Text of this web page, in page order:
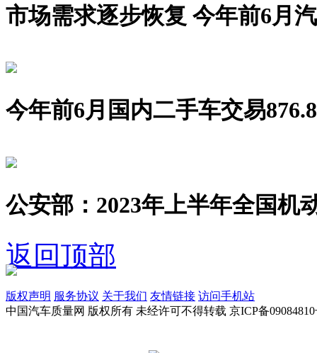
市场需求逐步恢复 今年前6月
今年前6月国内二手车交易
公安部：2023年上半年全国机
返回顶部
版权声明 服务协议 关于我们 友情链接 访问手机站
中国汽车质量网 版权所有 未经许可不得转载 京ICP备09084810